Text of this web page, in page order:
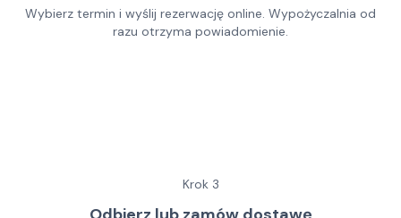
Wybierz termin i wyślij rezerwację online. Wypożyczalnia od
razu otrzyma powiadomienie.
Krok 3